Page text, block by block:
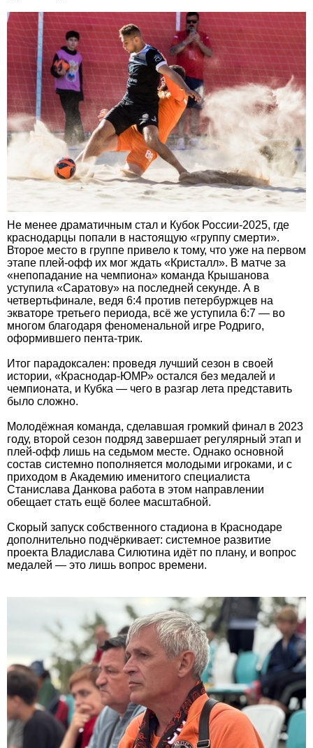
Не менее драматичным стал и Кубок России-2025, где
краснодарцы попали в настоящую «группу смерти».
Второе место в группе привело к тому, что уже на первом
этапе плей-офф их мог ждать «Кристалл». В матче за
«непопадание на чемпиона» команда Крышанова
уступила «Саратову» на последней секунде. А в
четвертьфинале, ведя 6:4 против петербуржцев на
экваторе третьего периода, всё же уступила 6:7 — во
многом благодаря феноменальной игре Родриго,
оформившего пента-трик.
Итог парадоксален: проведя лучший сезон в своей
истории, «Краснодар-ЮМР» остался без медалей и
чемпионата, и Кубка — чего в разгар лета представить
было сложно.
Молодёжная команда, сделавшая громкий финал в 2023
году, второй сезон подряд завершает регулярный этап и
плей-офф лишь на седьмом месте. Однако основной
состав системно пополняется молодыми игроками, и с
приходом в Академию именитого специалиста
Станислава Данкова работа в этом направлении
обещает стать ещё более масштабной.
Скорый запуск собственного стадиона в Краснодаре
дополнительно подчёркивает: системное развитие
проекта Владислава Силютина идёт по плану, и вопрос
медалей — это лишь вопрос времени.